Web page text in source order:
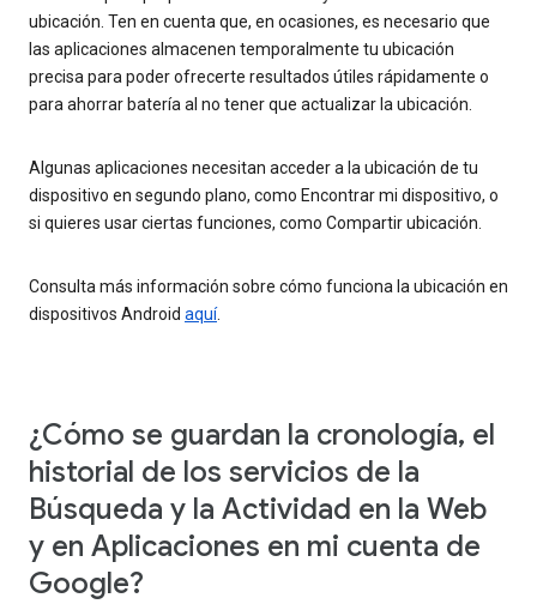
ubicación. Ten en cuenta que, en ocasiones, es necesario que
las aplicaciones almacenen temporalmente tu ubicación
precisa para poder ofrecerte resultados útiles rápidamente o
para ahorrar batería al no tener que actualizar la ubicación.
Algunas aplicaciones necesitan acceder a la ubicación de tu
dispositivo en segundo plano, como Encontrar mi dispositivo, o
si quieres usar ciertas funciones, como Compartir ubicación.
Consulta más información sobre cómo funciona la ubicación en
dispositivos Android aquí.
¿Cómo se guardan la cronología, el
historial de los servicios de la
Búsqueda y la Actividad en la Web
y en Aplicaciones en mi cuenta de
Google?